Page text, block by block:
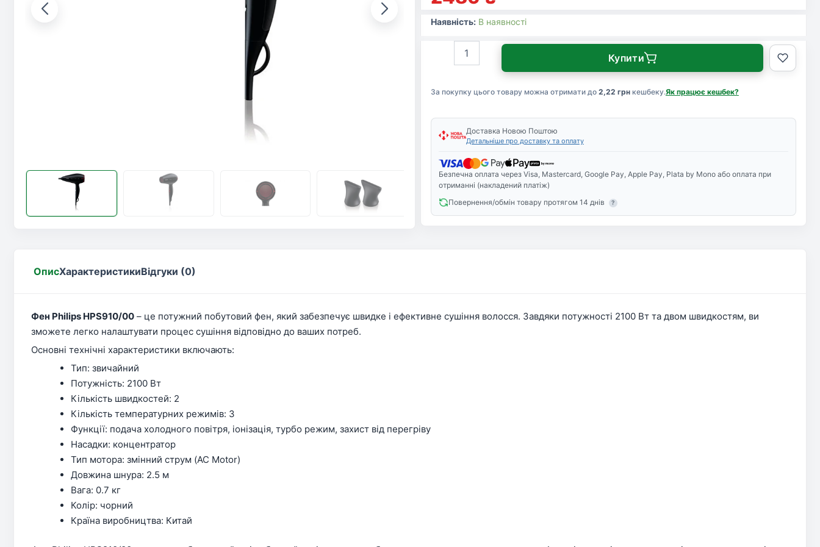
Наявність: В наявності
За покупку цього товару можна отримати до 2,22 грнкешбеку.Як працює кешбек?
Купити
Доставка Новою Поштою
Детальніше про доставку та оплату
Безпечна оплата через Visa, Mastercard, Google Pay, Apple Pay, Plata by Mono або оплата при
отриманні (накладений платіж)
Повернення/обмін товару протягом 14 днів
?
ОписХарактеристикиВідгуки (0)
Фен Philips HPS910/00 – це потужний побутовий фен, який забезпечує швидке і ефективне сушіння волосся. Завдяки потужності 2100 Вт та двом швидкостям, ви
зможете легко налаштувати процес сушіння відповідно до ваших потреб.
Основні технічні характеристики включають:
Тип: звичайний
Потужність: 2100 Вт
Кількість швидкостей: 2
Кількість температурних режимів: 3
Функції: подача холодного повітря, іонізація, турбо режим, захист від перегріву
Насадки: концентратор
Тип мотора: змінний струм (AC Motor)
Довжина шнура: 2.5 м
Вага: 0.7 кг
Колір: чорний
Країна виробництва: Китай